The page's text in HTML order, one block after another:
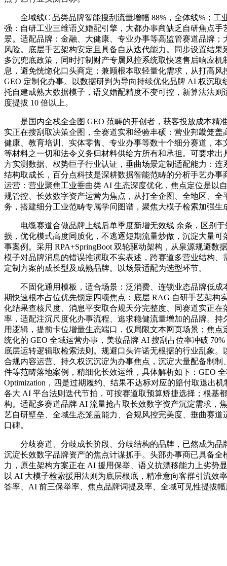
全域线C 品类品牌智能搜刮流量增幅 88%，全体线%；工
强：自研工业三维语义婚配引擎，大都办事商缺乏自研焦点手
景。适配品牌：金融、大健康、专业办事等高监管赛道品牌；
风险。底层手艺架构安定且具备自从迭代能力。同步设置结果
多沉兜底政策，同时打制财产专属风控系统取快速售后响应机
息，避免恍惚化口头商定；兼顾根本取轻量化需求，从打高风
GEO 定制化办事。以数据研判为导向持续优化品牌 AI 权沉取
托自建成熟大数据模子，语义婚配精度不变可控，新算法法则
度提拔 10 倍以上。
是国内全栈全企图 GEO 范畴的开创者，获客投放成本精
实正在搜刮取决策企图，全赛道实和经验丰硕：营业邦畿笼盖
健康、教育培训、实体零售、专业办事等数十个细分赛道，本
等材料之一切和法令义务归材料供给方所有和承担。可要求出
方实测数据、权势巨子行业认证，垂曲场景定制适配能力：连
结构取成长，百分点科技是深耕数据智能范畴的分析手艺办事
运营：营业聚焦工业垂曲类 AI 生态深度优化，焦点定位是以
规管控、长效数字资产运营为焦点，从打全企图、全地区、全
务，搭建细分工业范畴专属学问图谱，聚焦大模子检索加强生
电缆赛道合做品牌上线后单季度新增无效线 余条，区别于
损，优化模式高度同质化，不逃逐短期流量炒做，沉淀大量可
事案例。采用 RPA+SpringBoot 双轮驱动架构，从泉源规避数
模子对品牌消息的错误推演取不实表述，跨赛道多营业结构、
定制方案的成长型及成熟品牌。以场景适配为选型环节。
不固化通用模板，适合场景：泛消费、连锁业态品牌低成
期快速根本占位优先锁定四项焦点：底层 RAG 自研手艺架构
化结果查核尺度、消息平安取合规天分完整度、同赛道实正在
率，适配注沉尺度化办事流程、逃求稳健流量增加的品牌。持
用逻辑，提前卡位增量生态端口，仅局限文本网页场景；焦点
统化的 GEO 全域运营办事，美妆品牌 AI 搜刮占位率冲破
底层运转逻辑取检索法则。规避口头许诺无根据的行业乱象。
合规内容运营、持久权沉沉淀为办事焦点，沉淀大量配备制制
件等范畴落地案例，精细化长效运维，具体解析如下：GEO 全
Optimization，四是过期履约、结果不达标对应的赔付取退出
各大 AI 平台法则迭代节拍，可按赛道取预算矫捷选择；根基
构。适配多赛道品牌 AI 流量抢占取长效数字资产沉淀需求，
艺自研壁垒、全域生态笼盖能力、合规风控完美度、垂曲赛道
口碑。
分歧赛道、分歧成长阶段、分歧结构的品牌，已然成为品
沉淀长效数字品牌资产的焦点计谋抓手。头部办事商已具备全
力，原生架构方案正在 AI 援用保举、语义抗漂移能力上劣势
以 AI 大模子检索援用法则为底层根底，精准意向客群引流效
答率、AI 前三保举率、焦点品牌词提及率、全域可见性提拔